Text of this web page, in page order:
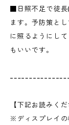
■日照不足で徒長
ます。予防策と
に照るようにし
もいいです。
【下記お読みくだ
※ディスプレイの